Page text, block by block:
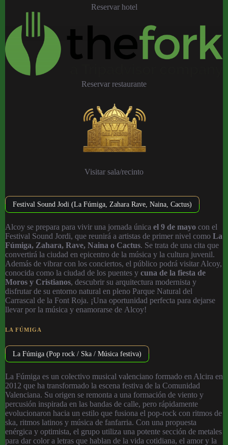
Reservar hotel
Reservar restaurante
Visitar sala/recinto
Festival Sound Jodi (La Fúmiga, Zahara Rave, Naina, Cactus)
Alcoy se prepara para vivir una jornada única el 9 de mayo con el
Festival Sound Jordi, que reunirá a artistas de primer nivel como La
Fúmiga, Zahara, Rave, Naina o Cactus. Se trata de una cita que
convertirá la ciudad en epicentro de la música y la cultura juvenil.
Además de vibrar con los conciertos, el público podrá visitar Alcoy,
conocida como la ciudad de los puentes y cuna de la fiesta de
Moros y Cristianos, descubrir su arquitectura modernista y
disfrutar de su entorno natural en pleno Parque Natural del
Carrascal de la Font Roja. ¡Una oportunidad perfecta para dejarse
llevar por la música y enamorarse de Alcoy!
LA FÚMIGA
La Fúmiga (Pop rock / Ska / Música festiva)
La Fúmiga es un colectivo musical valenciano formado en Alcira en
2012 que ha transformado la escena festiva de la Comunidad
Valenciana. Su origen se remonta a una formación de viento y
percusión inspirada en las bandas de calle, pero rápidamente
evolucionaron hacia un estilo que fusiona el pop-rock con ritmos de
ska, ritmos latinos y música de fanfarria. Con una propuesta
enérgica y optimista, el grupo utiliza una potente sección de metales
para dar color a letras que hablan de la vida cotidiana, el amor y la